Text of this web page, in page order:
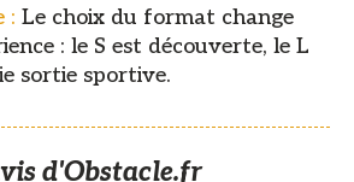
: Le choix du format change
: le S est découverte, le L
sortie sportive.
d'Obstacle.fr